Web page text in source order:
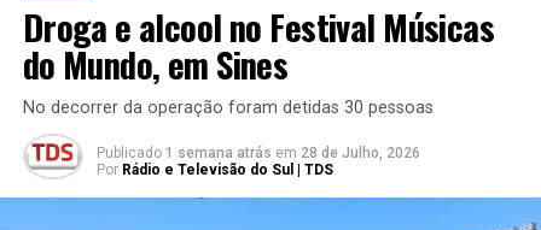
Droga e alcool no Festival Músicas
do Mundo, em Sines
No decorrer da operação foram detidas 30 pessoas
Publicado 1 semana atrás em 28 de Julho, 2026
Por Rádio e Televisão do Sul | TDS